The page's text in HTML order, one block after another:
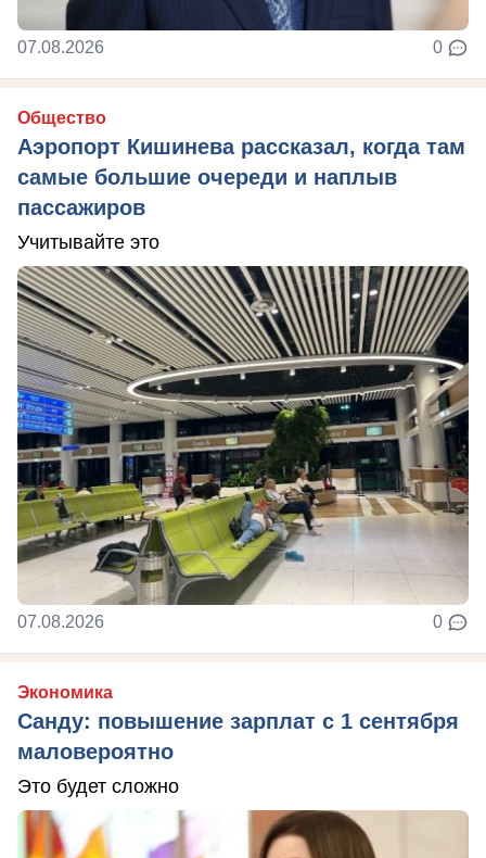
07.08.2026 0
Общество
Аэропорт Кишинева рассказал, когда там
самые большие очереди и наплыв
пассажиров
Учитывайте это
07.08.2026 0
Экономика
Санду: повышение зарплат с 1 сентября
маловероятно
Это будет сложно